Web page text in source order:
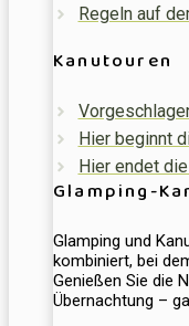
Regeln auf
Kanutouren
Hier beginnt
Hier endet
Glamping-
Glamping und
kombiniert, bei
Genießen Sie die
Übernachtung –